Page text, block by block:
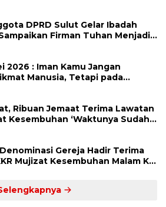
DPRD Sulut Gelar Ibadah
Firman Tuhan Menjadi
2026 : Iman Kamu Jangan
Manusia, Tetapi pada
Ribuan Jemaat Terima Lawatan
Gereja Hadir Terima